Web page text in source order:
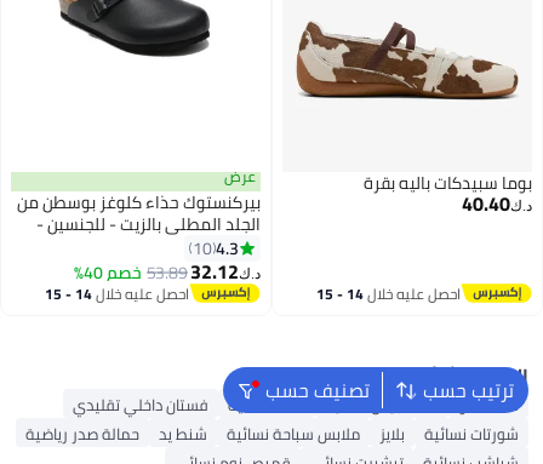
بوما سبيدكات باليه بقرة
د.ك‏40.40
احصل عليه خلال 14 - 15
2
عرض
بيركنستوك حذاء كلوغز بوسطن من
الجلد المطلي بالزيت - للجنسين -
مقاس واسع (المقاس كبير؛ يوصى
بطلب مقاس أصغر بمقدار مقاس
واحد)
4.3
10
د.ك‏32.12
53.89خصم 40%
احصل عليه خلال 14 - 15
ترتيب حسب تصنيف حسب البحث الشائع
شنط ألدو شنط جيس نسائية شنط نسائية
فستان داخلي تقليدي
شورتات نسائية
بلايز ملابس سباحة نسائية شنط يد
حمالة صدر رياضية